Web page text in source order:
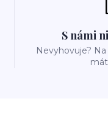
S námi
Nevyhovuje?